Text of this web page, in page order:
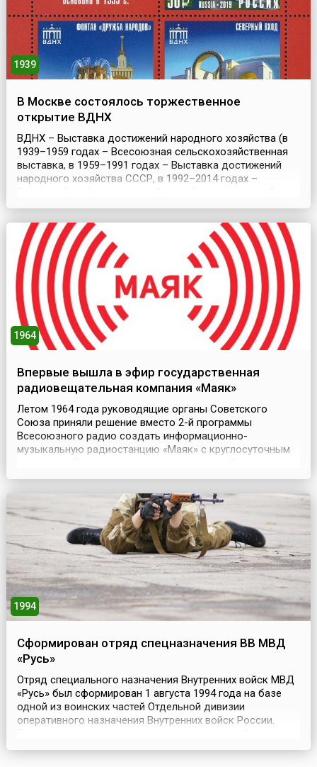
1939
В Москве состоялось торжественное
открытие ВДНХ
ВДНХ – Выставка достижений народного хозяйства (в
1939–1959 годах – Всесоюзная сельскохозяйственная
выставка, в 1959–1991 годах – Выставка достижений
народного хозяйства СССР, в 1992–2014 годах –
комплекс в Останкинском районе Москвы, который
мира. Его торжественное открытие состоялось 1 августа
1939 го...
1964
Впервые вышла в эфир государственная
радиовещательная компания «Маяк»
Летом 1964 года руководящие органы Советского
Союза приняли решение вместо 2-й программы
Всесоюзного радио создать информационно-
музыкальную радиостанцию «Маяк» с круглосуточным
были звучать в эфире каждые полчаса, а между ними –
Подготовка к выходу в эфир новой радиостанции была
поручена главной реда...
1994
Cформирован отряд спецназначения ВВ МВД
«Русь»
Отряд специального назначения Внутренних войск МВД
«Русь» был сформирован 1 августа 1994 года на базе
одной из воинских частей Отдельной дивизии
оперативного назначения Внутренних войск России.
борьба с терроризмом, освобождение заложников,